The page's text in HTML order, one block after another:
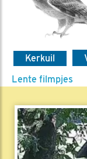
Kerkuil
Lente filmpjes